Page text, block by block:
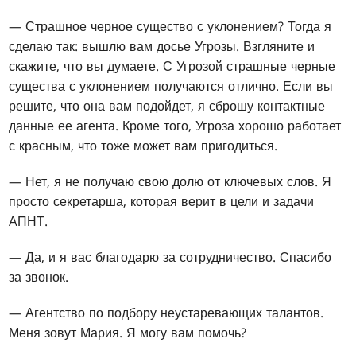
— Страшное черное существо с уклонением? Тогда я
сделаю так: вышлю вам досье Угрозы. Взгляните и
скажите, что вы думаете. С Угрозой страшные черные
существа с уклонением получаются отлично. Если вы
решите, что она вам подойдет, я сброшу контактные
данные ее агента. Кроме того, Угроза хорошо работает
с красным, что тоже может вам пригодиться.
— Нет, я не получаю свою долю от ключевых слов. Я
просто секретарша, которая верит в цели и задачи
АПНТ.
— Да, и я вас благодарю за сотрудничество. Спасибо
за звонок.
— Агентство по подбору неустаревающих талантов.
Меня зовут Мария. Я могу вам помочь?